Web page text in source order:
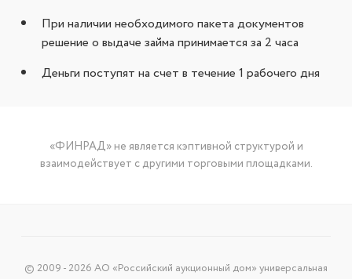
При наличии необходимого пакета документов
решение о выдаче займа принимается за 2 часа
Деньги поступят на счет в течение 1 рабочего дня
«ФИНРАД» не является кэптивной структурой и
взаимодействует с другими торговыми площадками.
© 2009 - 2026 АО «Российский аукционный дом» универсальная